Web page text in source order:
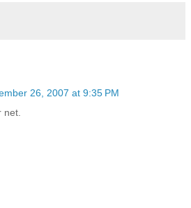
26, 2007 at 9:35 PM
net.